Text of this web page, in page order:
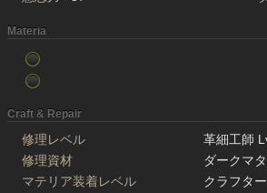
Materia
Craft & Repair
修理レベル
革細工師
修理資材
ダークマ
マテリア装着レベル
クラフタ